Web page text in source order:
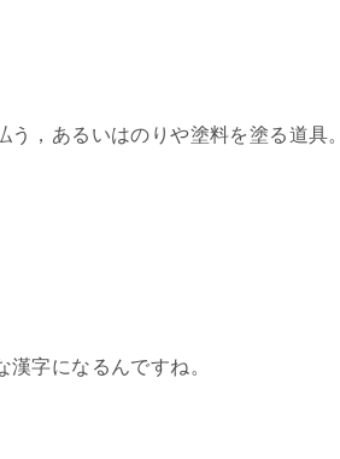
，あるいはのりや塗料を塗る道具。
字になるんですね。